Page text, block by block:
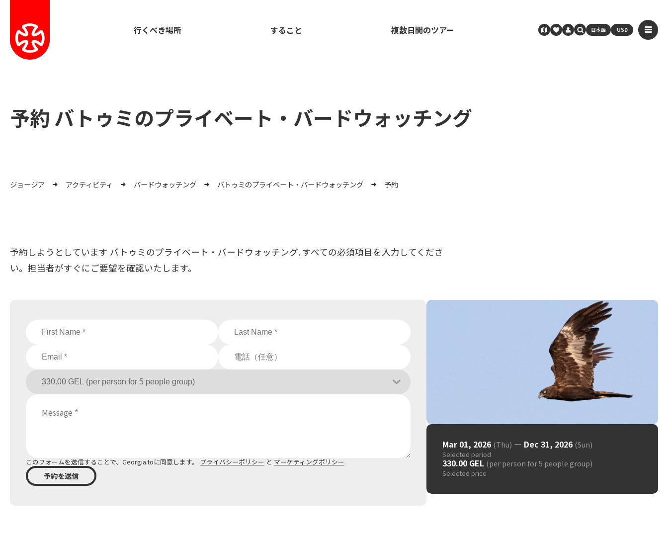
行くべき場所 すること 複数日間のツアー 日本語 USD
予約 バトゥミのプライベート・バードウォッチング
ジョージア アクティビティ バードウォッチング バトゥミのプライベート・バードウォッチング 予約
予約しようとしています バトゥミのプライベート・バードウォッチング. すべての必須項目を入力してくださ
い。担当者がすぐにご要望を確認いたします。
このフォームを送信することで、Georgia.toに同意します。 プライバシーポリシー と マーケティングポリシー.
予約を送信
Mar 01, 2026 (Thu) — Dec 31, 2026 (Sun)
Selected period
330.00 GEL (per person for 5 people group)
Selected price